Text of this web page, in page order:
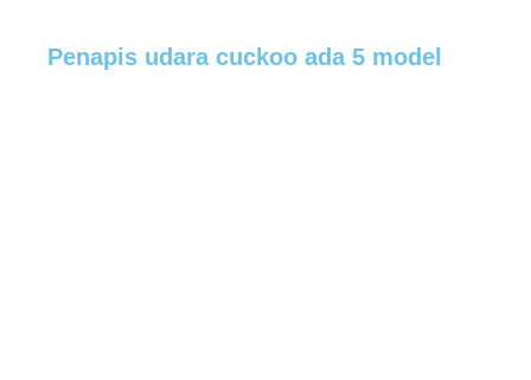
Penapis udara cuckoo ada 5 model